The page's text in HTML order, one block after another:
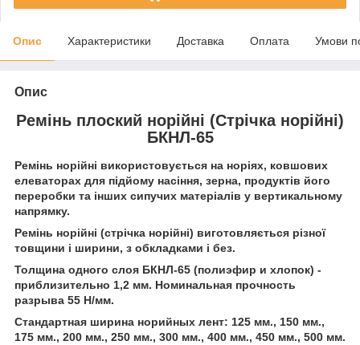
Опис Характеристики Доставка Оплата Умови
Опис
Ремінь плоский норійні (Стрічка норійні)
БКНЛ-65
Ремінь норійні використовується на норіях, ковшових
елеваторах для підйому насіння, зерна, продуктів його
переробки та інших сипучих матеріалів у вертикальному
напрямку.
Ремінь норійні (стрічка норійні) виготовляється різної
товщини і ширини, з обкладками і без.
Толщина одного слоя БКНЛ-65 (полиэфир и хлопок) -
приблизительно 1,2 мм. Номинальная прочность
разрыва 55 Н/мм.
Стандартная ширина норийных лент: 125 мм., 150 мм.,
175 мм., 200 мм., 250 мм., 300 мм., 400 мм., 450 мм., 500 мм.